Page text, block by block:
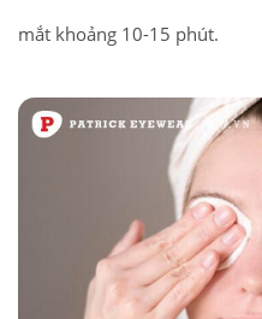
mắt khoảng 10-15 phút.